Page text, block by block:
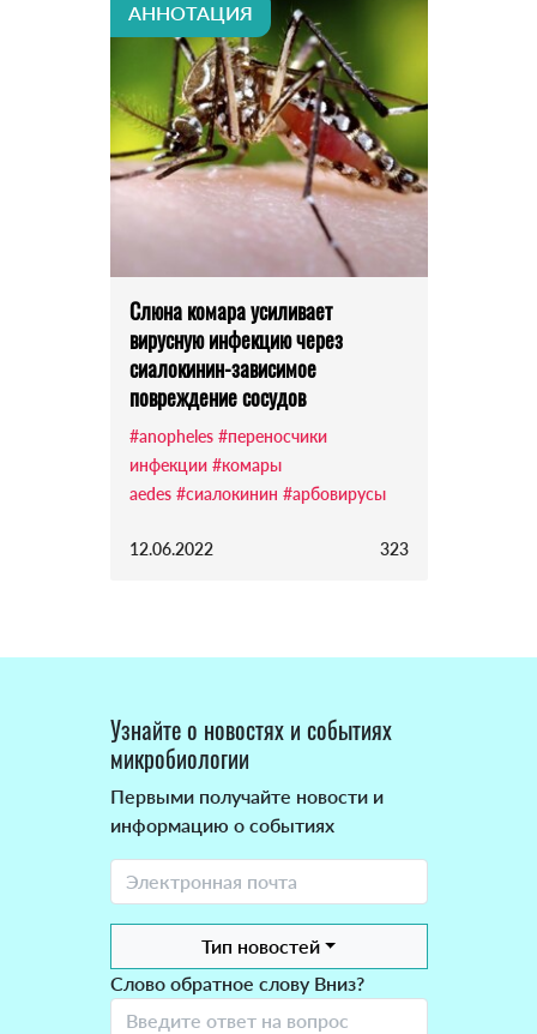
АННОТАЦИЯ
Слюна комара усиливает
вирусную инфекцию через
сиалокинин-зависимое
повреждение сосудов
#anopheles #переносчики
инфекции #комары
aedes #сиалокинин #арбовирусы
12.06.2022 323
Узнайте о новостях и событиях
микробиологии
Первыми получайте новости и
информацию о событиях
Тип новостей
Слово обратное слову Вниз?